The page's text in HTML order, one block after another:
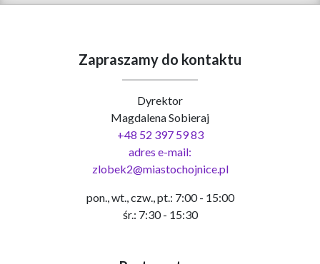
Zapraszamy do kontaktu
Dyrektor
Magdalena Sobieraj
+48 52 397 59 83
adres e-mail:
zlobek2@miastochojnice.pl
pon., wt., czw., pt.: 7:00 - 15:00
śr.: 7:30 - 15:30